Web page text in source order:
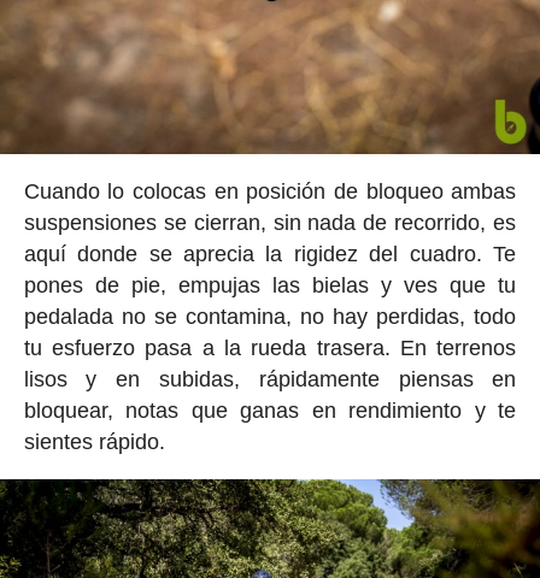
Cuando lo colocas en posición de bloqueo ambas
suspensiones se cierran, sin nada de recorrido, es
aquí donde se aprecia la rigidez del cuadro. Te
pones de pie, empujas las bielas y ves que tu
pedalada no se contamina, no hay perdidas, todo
tu esfuerzo pasa a la rueda trasera. En terrenos
lisos y en subidas, rápidamente piensas en
bloquear, notas que ganas en rendimiento y te
sientes rápido.